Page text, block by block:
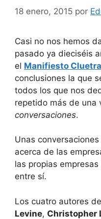
18 enero, 2015 por
Casi no nos hemos
pasado ya dieciséis
el Manifiesto
conclusiones la que
todos los que nos
repetido más de una
conversaciones.
Unas
acerca de las
las propias
entre sí.
Los cuatro autores
Levine, Christopher